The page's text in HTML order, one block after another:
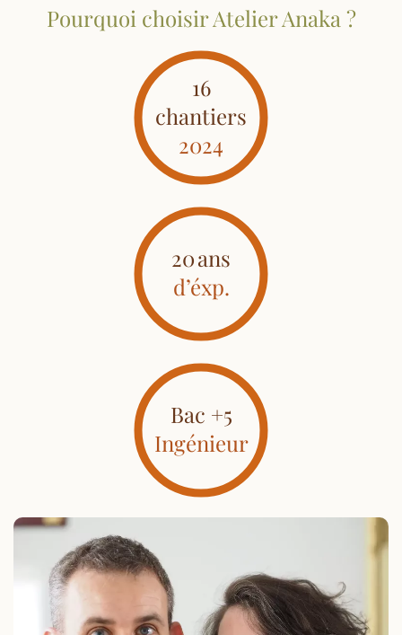
Pourquoi choisir Atelier Anaka ?
16
chantiers
2024
20ans
d’éxp.
Bac +5
Ingénieur